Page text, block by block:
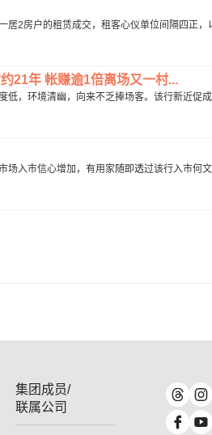
2房户的租赁成交，租客心仪单位间隔四正，
21年 帐赚逾1倍离场又一村...
，环境清幽，向来不乏捧场客。该行新近促
场入市信心增加，有用家随即透过该行入市何
集团成员/
联属公司